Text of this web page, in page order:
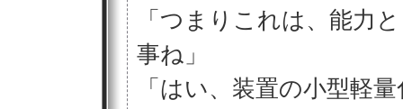
「つまりこれは、能力
事ね」
「はい、装置の小型軽